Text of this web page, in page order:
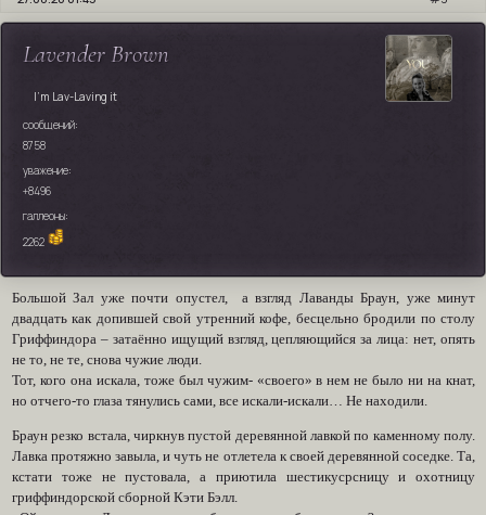
Lavender Brown
I’m Lav-Laving it
сообщений:
8758
уважение:
+8496
галлеоны:
2262
Большой Зал уже почти опустел, а взгляд Лаванды Браун, уже минут
двадцать как допившей свой утренний кофе, бесцельно бродили по столу
Гриффиндора – затаённо ищущий взгляд, цепляющийся за лица: нет, опять
не то, не те, снова чужие люди.
Тот, кого она искала, тоже был чужим- «своего» в нем не было ни на кнат,
но отчего-то глаза тянулись сами, все искали-искали… Не находили.
Браун резко встала, чиркнув пустой деревянной лавкой по каменному полу.
Лавка протяжно завыла, и чуть не отлетела к своей деревянной соседке. Та,
кстати тоже не пустовала, а приютила шестикусрсницу и охотницу
гриффиндорской сборной Кэти Бэлл.